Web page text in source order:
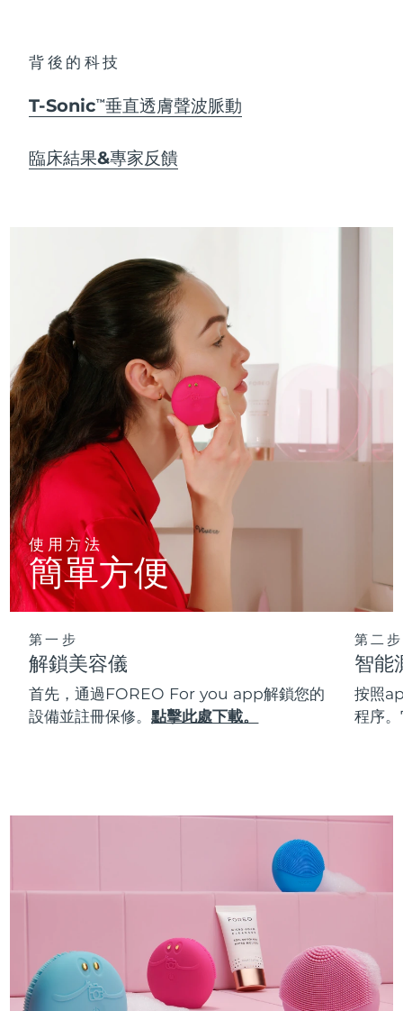
背後的科技
T-SonicTM 垂直透膚聲波脈動
臨床結果&專家反饋
使用方法
簡單方便
第一步
解鎖美容儀
首先，通過FOREO For you app解鎖您的
設備並註冊保修。點擊此處下載。
第二步
智能
按照
程序